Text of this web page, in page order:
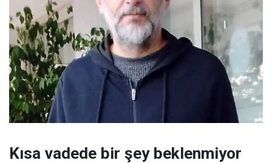
Kısa vadede bir şey beklenmiyor